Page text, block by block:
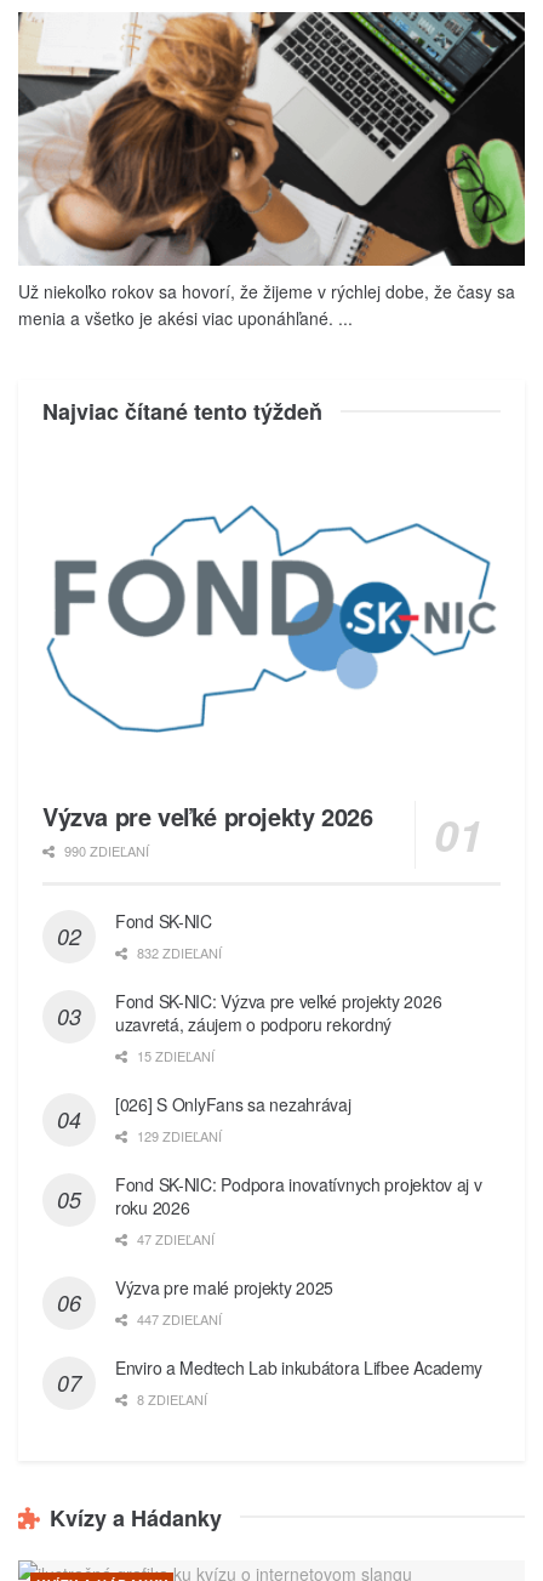
Už niekoľko rokov sa hovorí, že žijeme v rýchlej dobe, že časy sa
menia a všetko je akési viac uponáhľané. ...
Najviac čítané tento týždeň
Výzva pre veľké projekty 2026
990 ZDIEĽANÍ
Fond SK-NIC
832 ZDIEĽANÍ
Fond SK-NIC: Výzva pre veľké projekty 2026
uzavretá, záujem o podporu rekordný
15 ZDIEĽANÍ
[026] S OnlyFans sa nezahrávaj
129 ZDIEĽANÍ
Fond SK-NIC: Podpora inovatívnych projektov aj v
roku 2026
47 ZDIEĽANÍ
Výzva pre malé projekty 2025
447 ZDIEĽANÍ
Enviro a Medtech Lab inkubátora Lifbee Academy
8 ZDIEĽANÍ
Kvízy a Hádanky